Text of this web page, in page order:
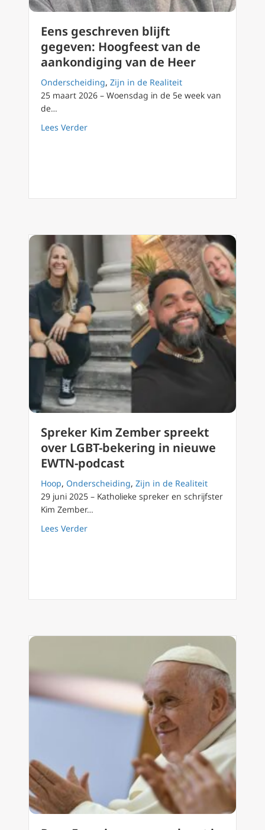
Eens geschreven blijft
gegeven: Hoogfeest van de
aankondiging van de Heer
Onderscheiding, Zijn in de Realiteit
25 maart 2026 – Woensdag in de 5e week van
de…
Lees Verderabout Eens geschreven blijft gegeven:
Spreker Kim Zember spreekt
over LGBT-bekering in nieuwe
EWTN-podcast
Hoop, Onderscheiding, Zijn in de Realiteit
29 juni 2025 – Katholieke spreker en schrijfster
Kim Zember…
Lees Verderabout Spreker Kim Zember spreekt over